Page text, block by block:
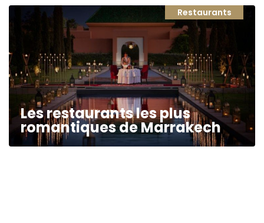
Restaurants
Les restaurants les plus
romantiques de Marrakech